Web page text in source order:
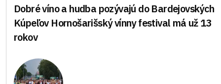
Dobré víno a hudba pozývajú do Bardejovských
Kúpeľov Hornošarišský vínny festival má už 13
rokov